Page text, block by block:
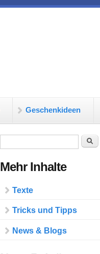
Geschenkideen
Suche
Mehr Inhalte
Texte
Tricks und Tipps
News & Blogs